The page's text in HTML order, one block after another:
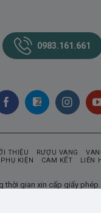
0983.161.661
thời gian xin cấp giấy
THIỆU RƯỢU VANG
PHỤ KIỆN
CAM KẾT LIÊN